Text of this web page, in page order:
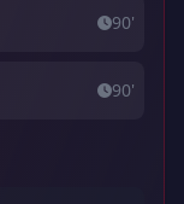
90'
90'